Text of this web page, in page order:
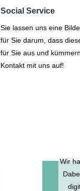
Social Service
Sie lassen uns eine
für Sie darum, dass
für Sie aus und
Kontakt mit uns auf!
Wir